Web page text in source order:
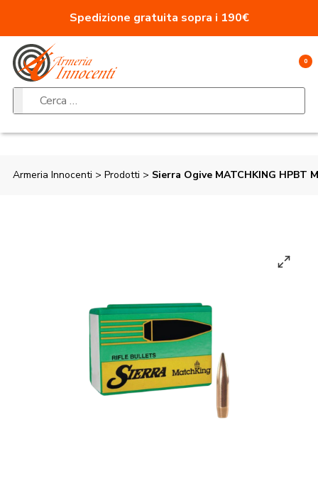
Spedizione gratuita sopra i 190€
0
Ricerca per:
Armeria Innocenti > Prodotti > Sierra Ogive MATCHKING HPBT